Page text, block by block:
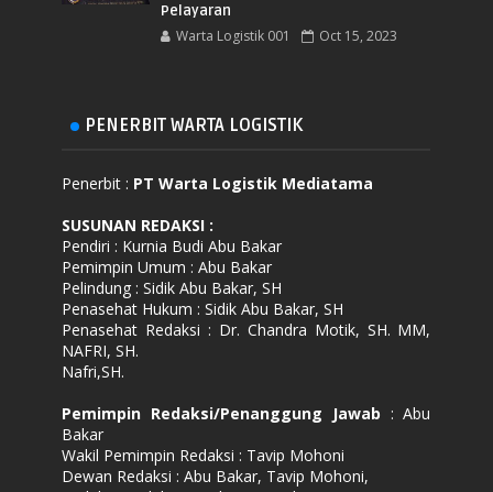
Pelayaran
Warta Logistik 001 Oct 15, 2023
PENERBIT WARTA LOGISTIK
Penerbit : PT Warta Logistik Mediatama
SUSUNAN REDAKSI :
Pendiri : Kurnia Budi Abu Bakar
Pemimpin Umum : Abu Bakar
Pelindung : Sidik Abu Bakar, SH
Penasehat Hukum : Sidik Abu Bakar, SH
Penasehat Redaksi : Dr. Chandra Motik, SH. MM,
NAFRI, SH.
Nafri,SH.
Pemimpin Redaksi/Penanggung Jawab : Abu
Bakar
Wakil Pemimpin Redaksi : Tavip Mohoni
Dewan Redaksi : Abu Bakar, Tavip Mohoni,